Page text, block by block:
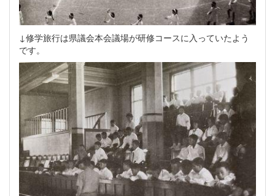
↓修学旅行は県議会本会議場が研修コースに入っていたよう
です。